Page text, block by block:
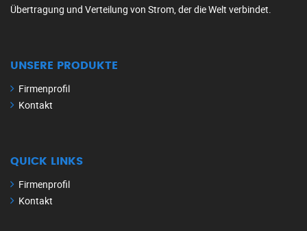
Übertragung und Verteilung von Strom, der die Welt verbindet.
UNSERE PRODUKTE
Firmenprofil
Kontakt
QUICK LINKS
Firmenprofil
Kontakt